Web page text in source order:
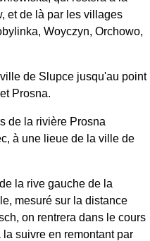
et de là par les villages
Woyczyn, Orchowo,
de Slupce jusqu'au point
Prosna.
de la rivière Prosna
à une lieue de la ville de
la rive gauche de la
mesuré sur la distance
on rentrera dans le cours
suivre en remontant par